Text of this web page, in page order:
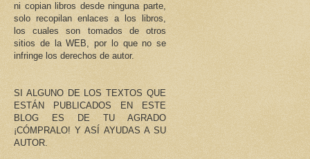
ni copian libros desde ninguna parte,
solo recopilan enlaces a los libros,
los cuales son tomados de otros
sitios de la WEB, por lo que no se
infringe los derechos de autor.
SI ALGUNO DE LOS TEXTOS QUE
ESTÁN PUBLICADOS EN ESTE
BLOG ES DE TU AGRADO
¡CÓMPRALO! Y ASÍ AYUDAS A SU
AUTOR.